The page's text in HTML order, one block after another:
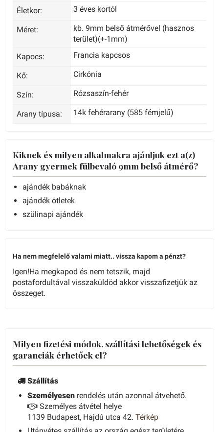
Életkor: 3 éves kortól
Méret:
kb. 9mm belső átmérővel (hasznos
terület)(+-1mm)
Kapocs:
Francia kapcsos
Kő: Cirkónia
Szín: Rózsaszín-fehér
Arany típusa: 14k fehérarany (585 fémjelű)
Kiknek és milyen alkalmakra ajánljuk ezt a(z)
Arany gyermek fülbevaló 9mm belső átmérő?
ajándék babáknak
ajándék ötletek
szülinapi ajándék
Ha nem megfelelő valami miatt.. vissza kapom a pénzt?
Igen!Ha megkapod és nem tetszik, majd
postafordultával visszaküldöd akkor visszafizetjük az
összeget.
Milyen fizetési módok, szállítási lehetőségek és
garanciák érhetőek el?
Szállítás
Személyesen rendelés után azonnal átvehető.
Személyes átvétel helye
1139 Budapest, Hajdú utca 42. Térkép